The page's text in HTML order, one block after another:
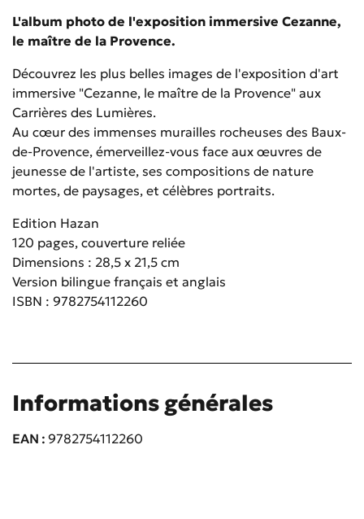
L'album photo de l'exposition immersive Cezanne,
le maître de la Provence.
Découvrez les plus belles images de l'exposition d'art
immersive "Cezanne, le maître de la Provence" aux
Carrières des Lumières.
Au cœur des immenses murailles rocheuses des Baux-
de-Provence, émerveillez-vous face aux œuvres de
jeunesse de l'artiste, ses compositions de nature
mortes, de paysages, et célèbres portraits.
Edition Hazan
120 pages, couverture reliée
Dimensions : 28,5 x 21,5 cm
Version bilingue français et anglais
ISBN : 9782754112260
Informations générales
EAN 9782754112260